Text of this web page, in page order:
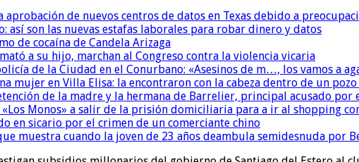
de nuevos centros de datos en Texas debido a
así son las nuevas estafas laborales para robar dinero y datos
de cocaína de Candela Arizaga
a su hijo, marchan al Congreso contra la violencia vicaria
de la Ciudad en el Conurbano: «Asesinos de m…, los vamos a
mujer en Villa Elisa: la encontraron con la cabeza dentro de un pozo
de la madre y la hermana de Barrelier, principal acusado por
Monos» a salir de la prisión domiciliaria para a ir al shopping
en sicario por el crimen de un comerciante chino
muestra cuando la joven de 23 años deambula semidesnuda por